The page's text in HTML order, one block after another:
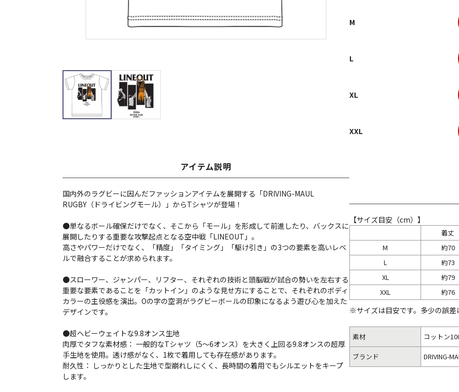
アイテム説明
国内外のラグビーに因んだファッションアイテムを展開する「DRIVING-MAUL
RUGBY（ドライビングモール）」からTシャツが登場！
●単なるボール確保だけでなく、そこから「モール」を形成して前進したり、バックスに
展開したりする重要な攻撃起点となる空中戦「LINEOUT」。
高さやパワーだけでなく、「精度」「タイミング」「駆け引き」の3つの要素を高いレベ
ルで融合することが求められます。
●スローワー、ジャンパー、リフター、それぞれの技術と頭脳戦が試合の勢いを左右する
重要な要素であることを「カットイン」のような見せ方にすることで、それぞれのボディ
カラーの主役感を演出。Oの字の空洞がラグビーボールの印象になるよう遊び心を加えた
デザインです。
●超ヘビーウェイトな9.8オンス生地
肉厚でタフな素材感： 一般的なTシャツ（5～6オンス）を大きく上回る9.8オンスの超厚
手生地を使用。透け感がなく、1枚で着用しても存在感があります。
耐久性： しっかりとした生地で型崩れしにくく、長時間の着用でもシルエットをキープ
します。
M
L
XL
XXL
【サイズ目安（cm）】
着丈
M
約70
L
約73
XL
約79
XXL
約76
※サイズは目安です。多少の誤差
素材 コットン
ブランド DRIVING-